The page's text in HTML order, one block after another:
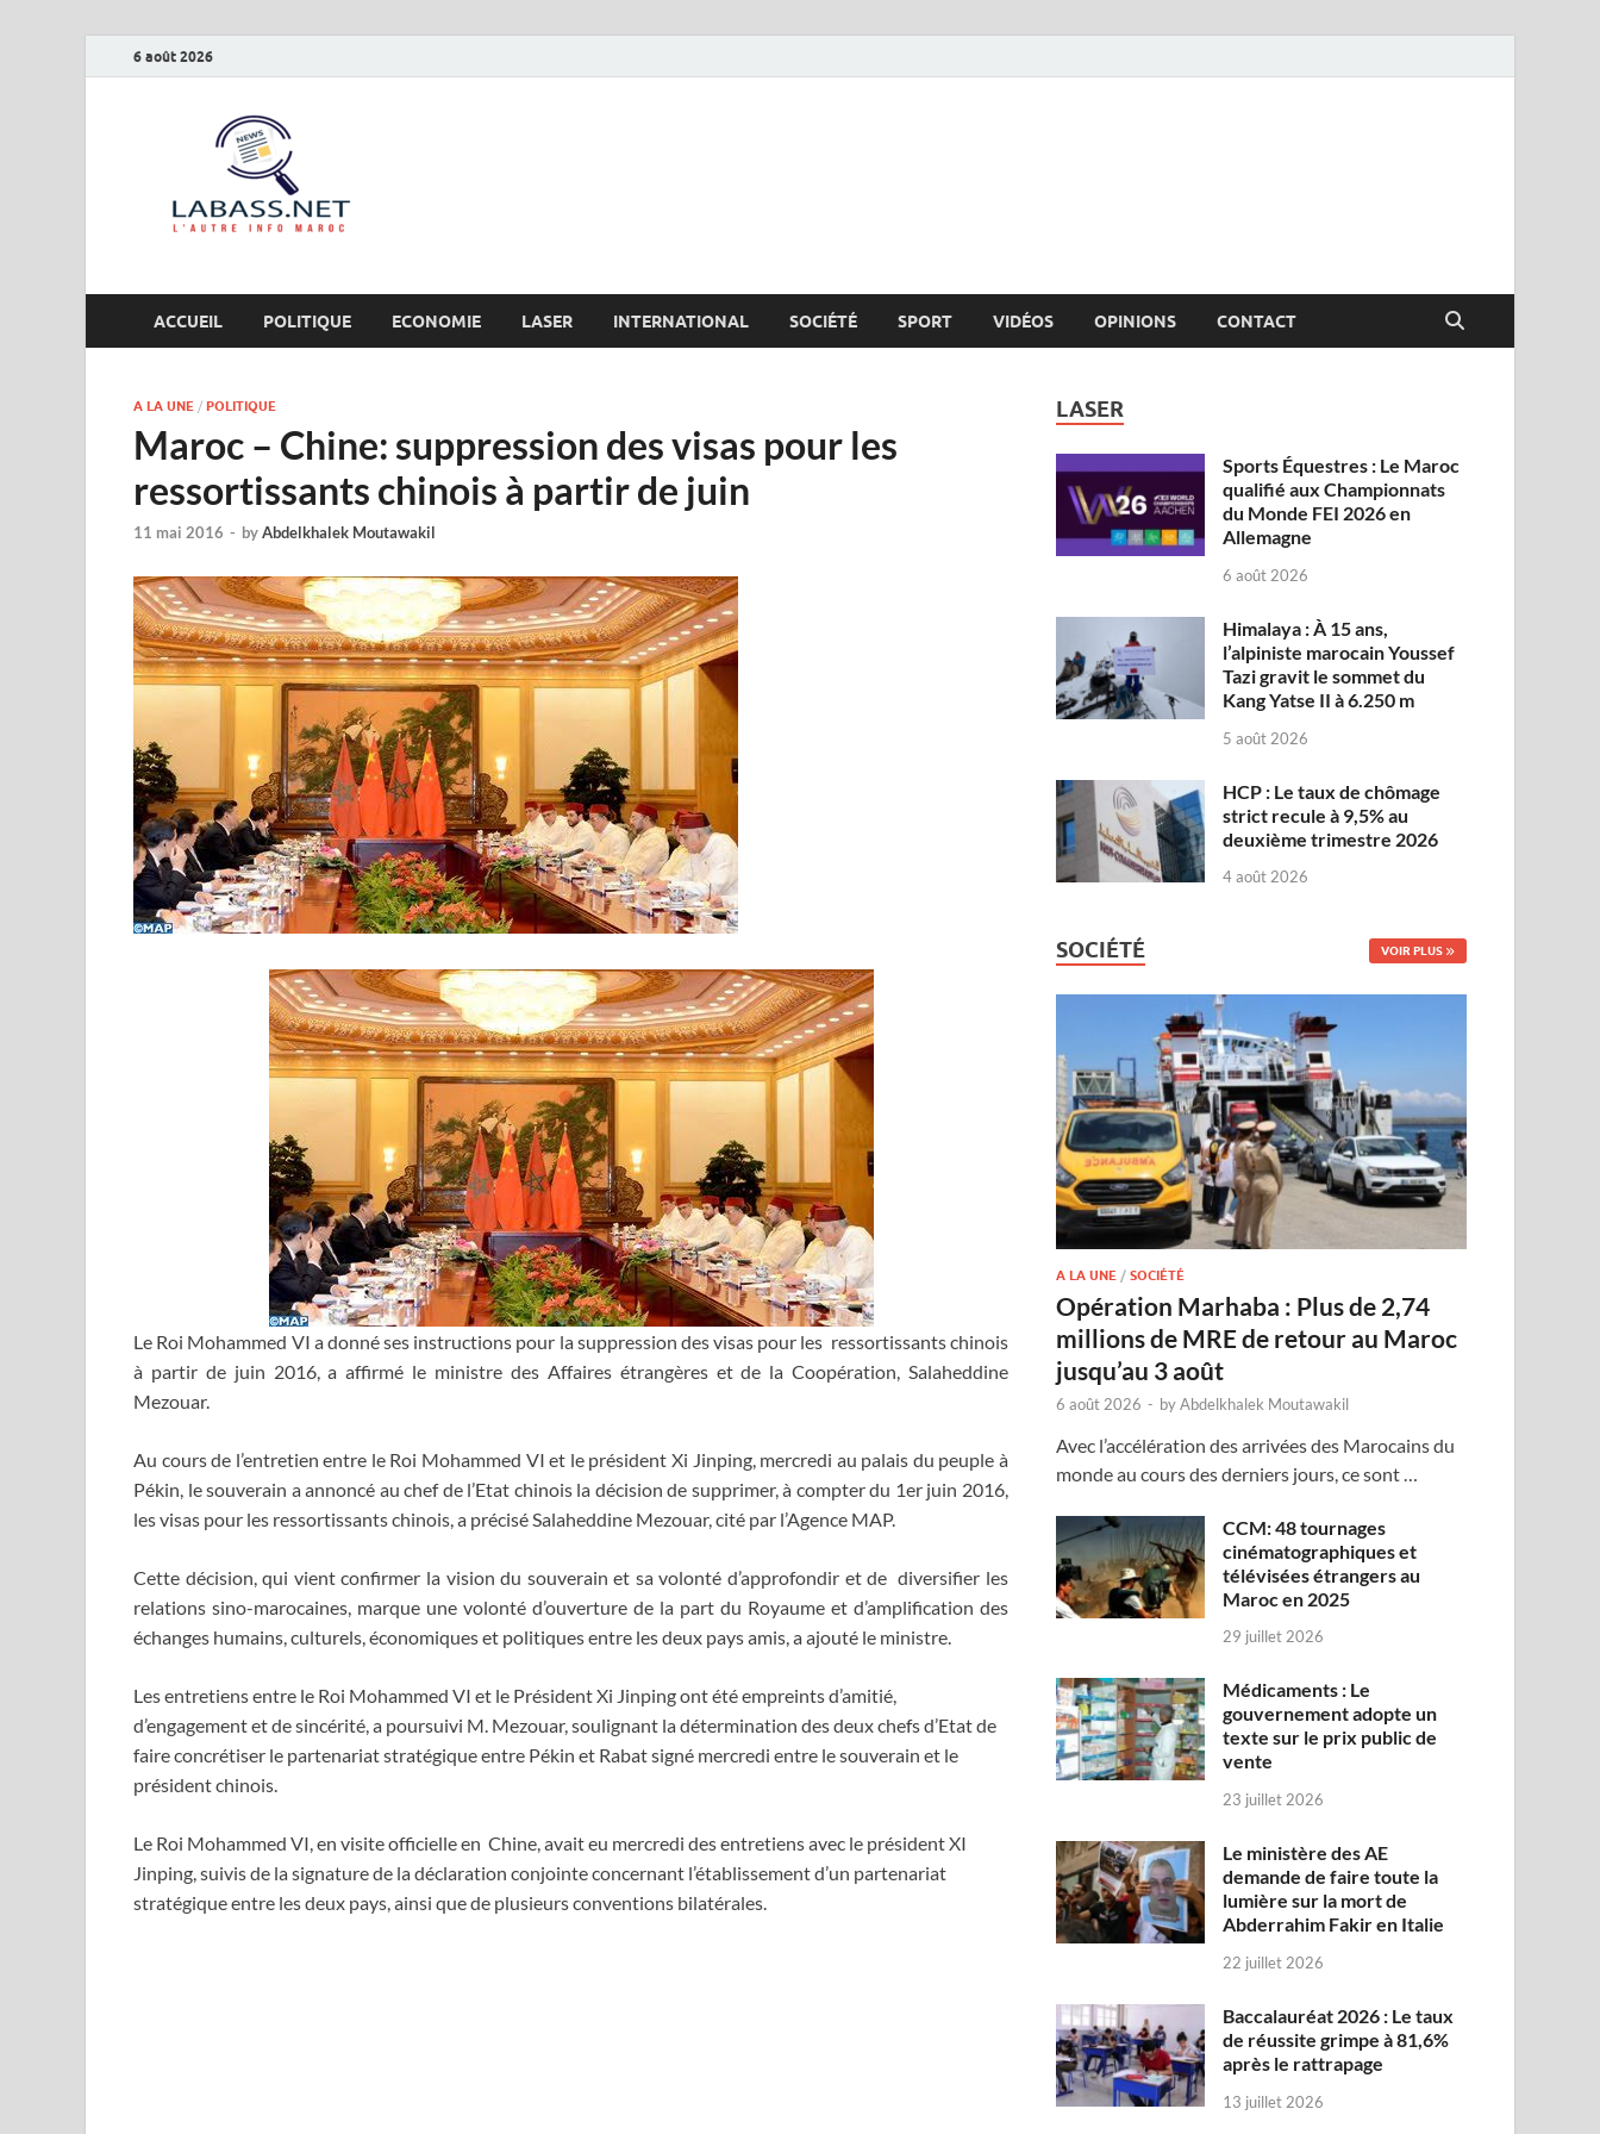
6 août 2026
ACCUEIL POLITIQUE ECONOMIE LASER INTERNATIONAL SOCIÉTÉ SPORT VIDÉOS OPINIONS CONTACT
A LA UNE / POLITIQUE
Maroc – Chine: suppression des visas pour les
ressortissants chinois à partir de juin
11 mai 2016 - byAbdelkhalek Moutawakil
Le Roi Mohammed VI a donné ses instructions pour la suppression des visas pour les ressortissants chinois
à partir de juin 2016, a affirmé le ministre des Affaires étrangères et de la Coopération, Salaheddine
Mezouar.
Au cours de l’entretien entre le Roi Mohammed VI et le président Xi Jinping, mercredi au palais du peuple à
Pékin, le souverain a annoncé au chef de l’Etat chinois la décision de supprimer, à compter du 1er juin 2016,
les visas pour les ressortissants chinois, a précisé Salaheddine Mezouar, cité par l’Agence MAP.
Cette décision, qui vient confirmer la vision du souverain et sa volonté d’approfondir et de diversifier les
relations sino-marocaines, marque une volonté d’ouverture de la part du Royaume et d’amplification des
échanges humains, culturels, économiques et politiques entre les deux pays amis, a ajouté le ministre.
Les entretiens entre le Roi Mohammed VI et le Président Xi Jinping ont été empreints d’amitié,
d’engagement et de sincérité, a poursuivi M. Mezouar, soulignant la détermination des deux chefs d’Etat de
faire concrétiser le partenariat stratégique entre Pékin et Rabat signé mercredi entre le souverain et le
président chinois.
Le Roi Mohammed VI, en visite officielle en Chine, avait eu mercredi des entretiens avec le président XI
Jinping, suivis de la signature de la déclaration conjointe concernant l’établissement d’un partenariat
stratégique entre les deux pays, ainsi que de plusieurs conventions bilatérales.
LASER
Sports Équestres : Le Maroc
qualifié aux Championnats
du Monde FEI 2026 en
Allemagne
6 août 2026
Himalaya : À 15 ans,
l’alpiniste marocain Youssef
Tazi gravit le sommet du
Kang Yatse II à 6.250 m
5 août 2026
HCP : Le taux de chômage
strict recule à 9,5% au
deuxième trimestre 2026
4 août 2026
SOCIÉTÉ VOIR PLUS
A LA UNE /SOCIÉTÉ
Opération Marhaba : Plus de 2,74
millions de MRE de retour au Maroc
jusqu’au 3 août
6 août 2026 - byAbdelkhalek Moutawakil
Avec l’accélération des arrivées des Marocains du
monde au cours des derniers jours, ce sont …
CCM: 48 tournages
cinématographiques et
télévisées étrangers au
Maroc en 2025
29 juillet 2026
Médicaments : Le
gouvernement adopte un
texte sur le prix public de
vente
23 juillet 2026
Le ministère des AE
demande de faire toute la
lumière sur la mort de
Abderrahim Fakir en Italie
22 juillet 2026
Baccalauréat 2026 : Le taux
de réussite grimpe à 81,6%
après le rattrapage
13 juillet 2026